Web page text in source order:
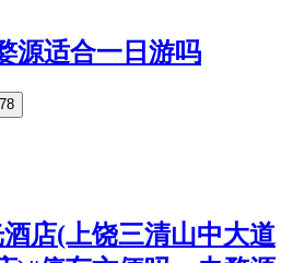
源适合一日游吗
店(上饶三清山中大道